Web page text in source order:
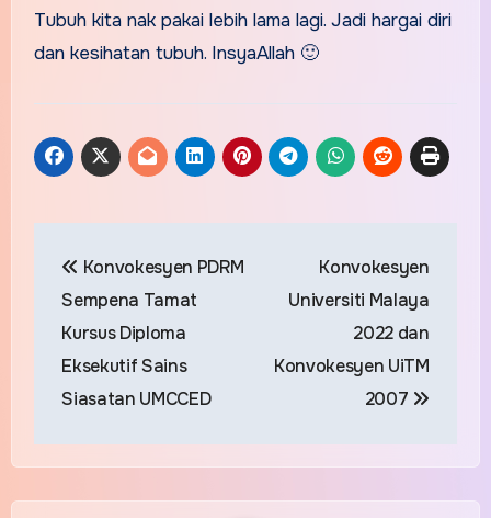
Tubuh kita nak pakai lebih lama lagi. Jadi hargai diri
dan kesihatan tubuh. InsyaAllah 🙂
navigation
Konvokesyen PDRM
Sempena Tamat
Kursus Diploma
Eksekutif Sains
Siasatan UMCCED
Konvokesyen
Universiti Malaya
2022 dan
Konvokesyen UiTM
2007